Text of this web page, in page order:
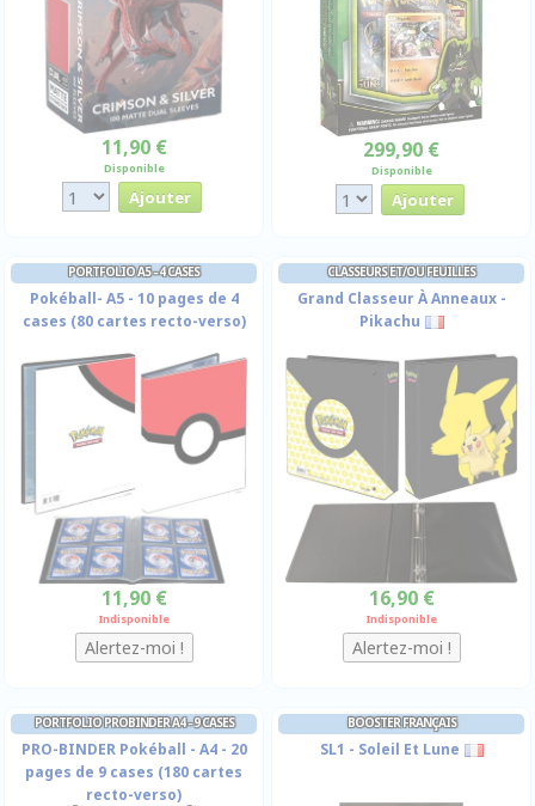
11,90 €
Disponible
299,90 €
Disponible
PORTFOLIO A5 - 4 CASES
Pokéball- A5 - 10 pages de 4
cases (80 cartes recto-verso)
11,90 €
Indisponible
CLASSEURS ET/OU FEUILLES
Grand Classeur À Anneaux -
Pikachu
16,90 €
Indisponible
PORTFOLIO PROBINDER A4 - 9 CASES
PRO-BINDER Pokéball - A4 - 20
pages de 9 cases (180 cartes
recto-verso)
BOOSTER FRANÇAIS
SL1 - Soleil Et Lune